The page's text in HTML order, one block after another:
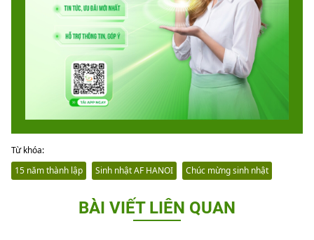
Từ khóa:
15 năm thành lập
Sinh nhật AF HANOI Chúc mừng sinh nhật
BÀI VIẾT LIÊN QUAN